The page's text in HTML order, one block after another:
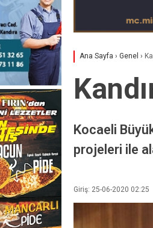
Ana Sayfa › Genel ›
Kocaeli
projeleri ile
Giriş: 25-06-2020 02:25